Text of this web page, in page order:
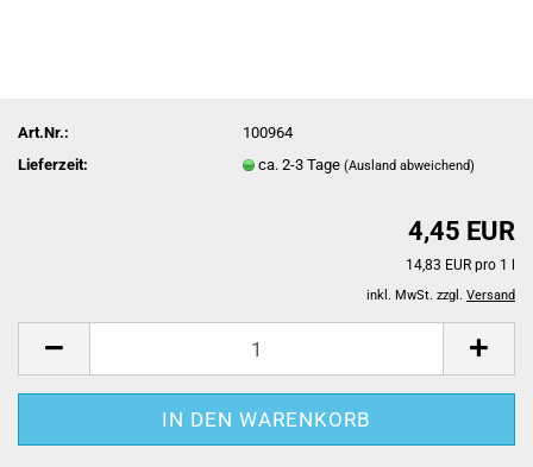
Art.Nr.:
100964
Lieferzeit:
ca. 2-3 Tage(Ausland abweichend)
4,45 EUR
14,83 EUR pro 1 l
inkl. MwSt. zzgl. Versand